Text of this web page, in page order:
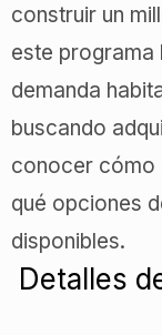
construir un
este programa
demanda
buscando
conocer cómo
qué opciones
disponibles.
Detalles